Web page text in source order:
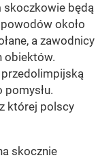
skoczkowie będą
około
a zawodnicy
obiektów.
pomysłu.
której polscy
skocznie